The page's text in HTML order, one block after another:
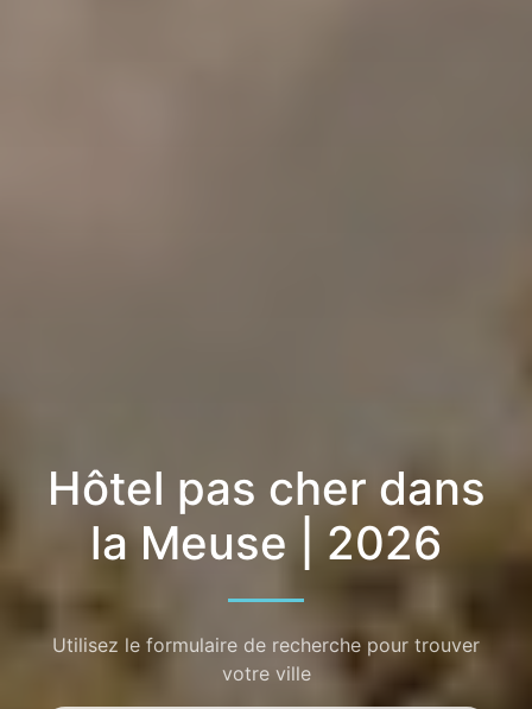
Hôtel pas cher dans
la Meuse | 2026
Utilisez le formulaire de recherche pour trouver
votre ville